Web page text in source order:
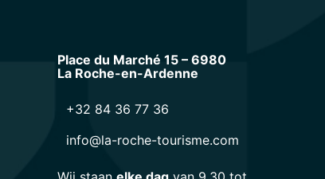
Place du Marché 15 – 6980
La Roche-en-Ardenne
+32 84 36 77 36
info@la-roche-tourisme.com